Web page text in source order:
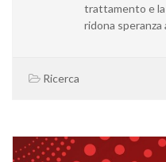
trattamento e la
ridona speranza
Ricerca